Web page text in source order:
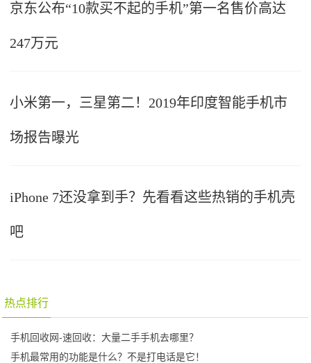
京东公布“10款买不起的手机”第一名售价高达
247万元
小米第一，三星第二！2019年印度智能手机市
场报告曝光
iPhone 7还没拿到手？先看看这些热销的手机壳
吧
热点排行
手机回收网-速回收：大量二手手机去哪里？
手机最常用的功能是什么？不是打电话是它！